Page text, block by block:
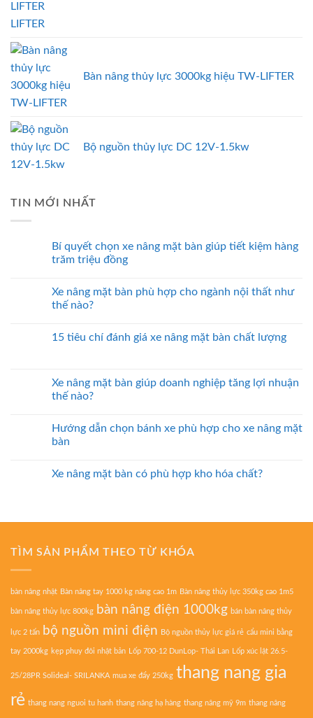
LIFTER
Bàn nâng thủy lực 3000kg hiệu TW-LIFTER
Bộ nguồn thủy lực DC 12V-1.5kw
TIN MỚI NHẤT
Bí quyết chọn xe nâng mặt bàn giúp tiết kiệm hàng
trăm triệu đồng
Xe nâng mặt bàn phù hợp cho ngành nội thất như
thế nào?
15 tiêu chí đánh giá xe nâng mặt bàn chất lượng
Xe nâng mặt bàn giúp doanh nghiệp tăng lợi nhuận
thế nào?
Hướng dẫn chọn bánh xe phù hợp cho xe nâng mặt
bàn
Xe nâng mặt bàn có phù hợp kho hóa chất?
TÌM SẢN PHẨM THEO TỪ KHÓA
bàn nâng nhật Bàn nâng tay 1000 kg nâng cao 1m Bàn nâng thủy lực 350kg cao 1m5
bàn nâng thủy lực 800kg bàn nâng điện 1000kg bán bàn nâng thủy
lực 2 tấn bộ nguồn mini điện Bộ nguồn thủy lực giá rẻ cẩu mini bằng
tay 2000kg kẹp phuy đôi nhật bản Lốp 700-12 DunLop- Thái Lan Lốp xúc lật 26.5-
25/28PR Solideal- SRILANKA mua xe đẩy 250kg thang nang gia
rẻ thang nang nguoi tu hanh thang nâng hạ hàng thang nâng mỹ 9m thang nâng